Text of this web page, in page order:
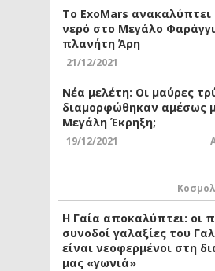
Το ExoMars ανακαλύπτει
νερό στο Μεγάλο
πλανήτη Άρη
21/12/2021
Νέα μελέτη: Οι μαύρες
διαμορφώθηκαν αμέσως
Μεγάλη Έκρηξη;
19/12/2021
Η Γαία αποκαλύπτει: οι
συνοδοί γαλαξίες του
είναι νεοφερμένοι στη
μας «γωνιά»